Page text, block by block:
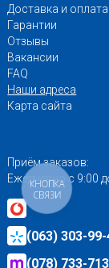
Доставка и оплата
Гарантии
Отзывы
Вакансии
FAQ
Наши адреса
Карта сайта
Приём заказов:
Ежедневно с 9:00
(063) 303-
(078) 733-713
КНОПКА
СВЯЗИ